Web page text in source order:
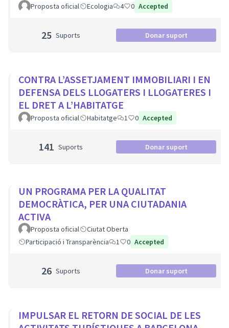
Proposta oficial Ecologia 4 0 Accepted
25 Suports Donar suport
CONTRA L’ASSETJAMENT IMMOBILIARI I EN
DEFENSA DELS LLOGATERS I LLOGATERES I
EL DRET A L’HABITATGE
Proposta oficial Habitatge 1 0 Accepted
141 Suports Donar suport
UN PROGRAMA PER LA QUALITAT
DEMOCRÀTICA, PER UNA CIUTADANIA
ACTIVA
Proposta oficial
Ciutat Oberta
Participació i Transparència
1 0 Accepted
26 Suports Donar suport
IMPULSAR EL RETORN DE SOCIAL DE LES